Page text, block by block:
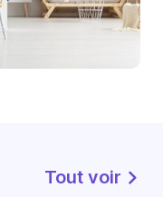
Tout voir